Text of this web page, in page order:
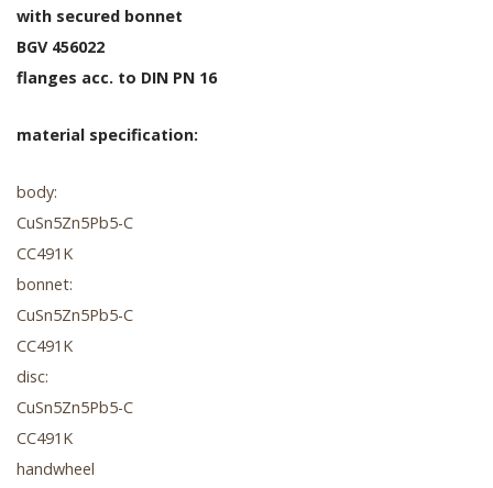
with secured bonnet
BGV 456022
flanges acc. to DIN PN 16
material specification:
body:
CuSn5Zn5Pb5-C
CC491K
bonnet:
CuSn5Zn5Pb5-C
CC491K
disc:
CuSn5Zn5Pb5-C
CC491K
handwheel